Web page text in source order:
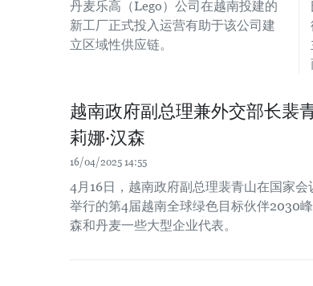
丹麦乐高（Lego）公司在越南投建的
新工厂正式投入运营有助于该公司建
立区域性供应链。
越南政府副总理兼外交部长裴
莉娜·汉森
16/04/2025 14:55
4月16日，越南政府副总理裴青山在国家
举行的第4届越南全球绿色目标伙伴2030
森和丹麦一些大型企业代表。